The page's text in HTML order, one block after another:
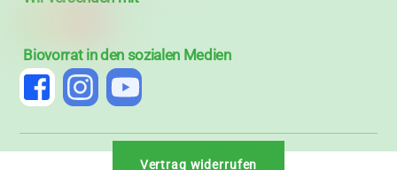
Biovorrat in den sozialen Medien
Vertrag widerrufen